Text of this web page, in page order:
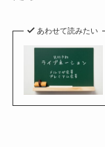
あわせて読みたい